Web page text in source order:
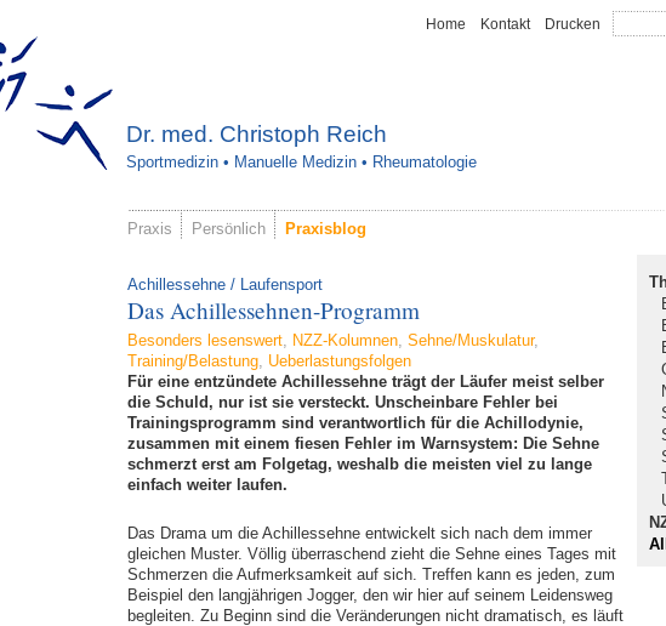
Home Kontakt Drucken
Dr. med. Christoph Reich
Sportmedizin • Manuelle Medizin • Rheumatologie
Praxis Persönlich Praxisblog
Achillessehne / Laufensport
Das Achillessehnen-Programm
Besonders lesenswert, NZZ-Kolumnen, Sehne/Muskulatur,
Training/Belastung, Ueberlastungsfolgen
Für eine entzündete Achillessehne trägt der Läufer meist selber
die Schuld, nur ist sie versteckt. Unscheinbare Fehler bei
Trainingsprogramm sind verantwortlich für die Achillodynie,
zusammen mit einem fiesen Fehler im Warnsystem: Die Sehne
schmerzt erst am Folgetag, weshalb die meisten viel zu lange
einfach weiter laufen.
Das Drama um die Achillessehne entwickelt sich nach dem immer
gleichen Muster. Völlig überraschend zieht die Sehne eines Tages mit
Schmerzen die Aufmerksamkeit auf sich. Treffen kann es jeden, zum
Beispiel den langjährigen Jogger, den wir hier auf seinem Leidensweg
begleiten. Zu Beginn sind die Veränderungen nicht dramatisch, es läuft